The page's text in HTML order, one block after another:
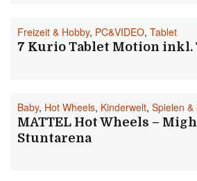
Freizeit & Hobby, PC&VIDEO, Tablet
7 Kurio Tablet Motion inkl.
Baby, Hot Wheels, Kinderwelt, Spielen &
MATTEL Hot Wheels –
Stuntarena